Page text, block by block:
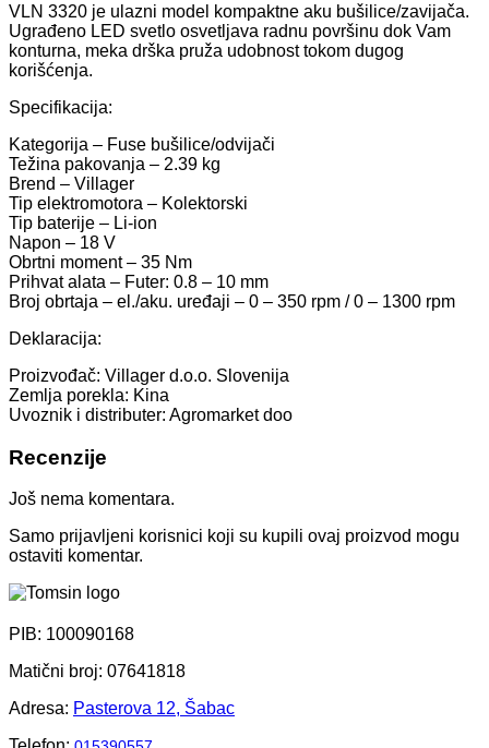
VLN 3320 je ulazni model kompaktne aku bušilice/zavijača.
Ugrađeno LED svetlo osvetljava radnu površinu dok Vam
konturna, meka drška pruža udobnost tokom dugog
korišćenja.
Specifikacija:
Kategorija – Fuse bušilice/odvijači
Težina pakovanja – 2.39 kg
Brend – Villager
Tip elektromotora – Kolektorski
Tip baterije – Li-ion
Napon – 18 V
Obrtni moment – 35 Nm
Prihvat alata – Futer: 0.8 – 10 mm
Broj obrtaja – el./aku. uređaji – 0 – 350 rpm / 0 – 1300 rpm
Deklaracija:
Proizvođač: Villager d.o.o. Slovenija
Zemlja porekla: Kina
Uvoznik i distributer: Agromarket doo
Recenzije
Još nema komentara.
Samo prijavljeni korisnici koji su kupili ovaj proizvod mogu
ostaviti komentar.
PIB: 100090168
Matični broj: 07641818
Adresa: Pasterova 12, Šabac